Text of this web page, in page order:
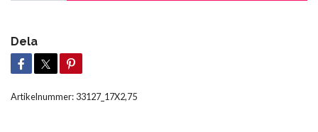
Dela
Artikelnummer: 33127_17X2,75